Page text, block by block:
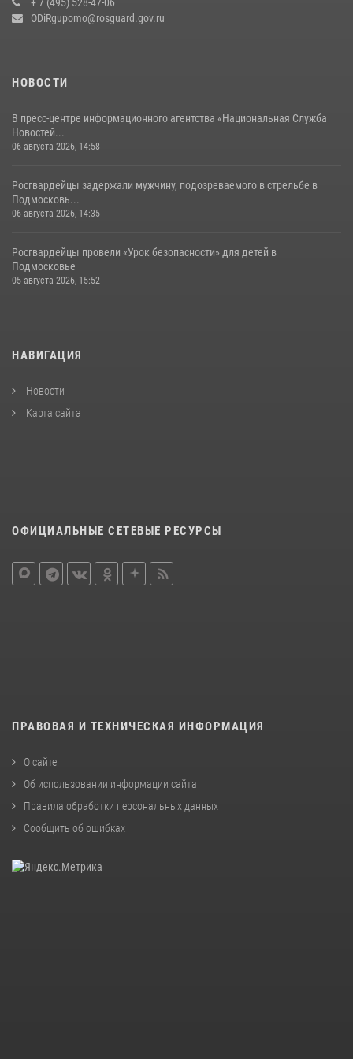
14 июля 2026, 15:13
ODiRgupomo@rosguard.gov.ru
НОВОСТИ
В пресс-центре информационного агентства «Национальная Служба
Новостей...
06 августа 2026, 14:58
Росгвардейцы задержали мужчину, подозреваемого в стрельбе в
Подмосковь...
06 августа 2026, 14:35
Росгвардейцы провели «Урок безопасности» для детей в
Подмосковье
05 августа 2026, 15:52
НАВИГАЦИЯ
Новости
Карта сайта
ОФИЦИАЛЬНЫЕ СЕТЕВЫЕ РЕСУРСЫ
ПРАВОВАЯ И ТЕХНИЧЕСКАЯ ИНФОРМАЦИЯ
О сайте
Об использовании информации сайта
Правила обработки персональных данных
Сообщить об ошибках